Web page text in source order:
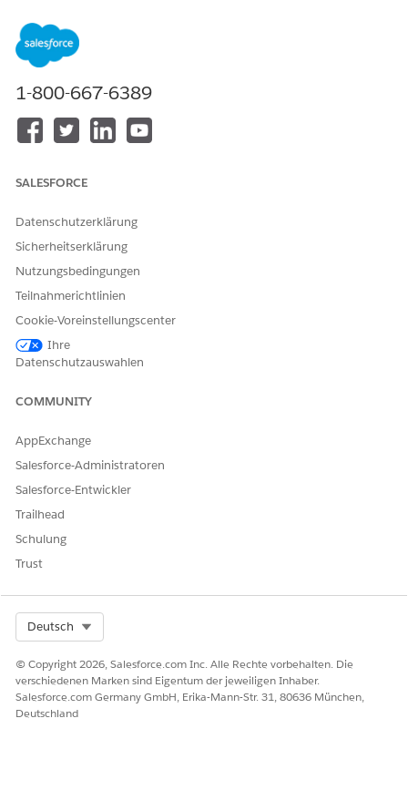
1-800-667-6389
SALESFORCE
Datenschutzerklärung
Sicherheitserklärung
Nutzungsbedingungen
Teilnahmerichtlinien
Cookie-Voreinstellungscenter
Ihre
Datenschutzauswahlen
COMMUNITY
AppExchange
Salesforce-Administratoren
Salesforce-Entwickler
Trailhead
Schulung
Trust
Deutsch
© Copyright 2026, Salesforce.com Inc. Alle Rechte vorbehalten. Die
verschiedenen Marken sind Eigentum der jeweiligen Inhaber.
Salesforce.com Germany GmbH, Erika-Mann-Str. 31, 80636 München,
Deutschland